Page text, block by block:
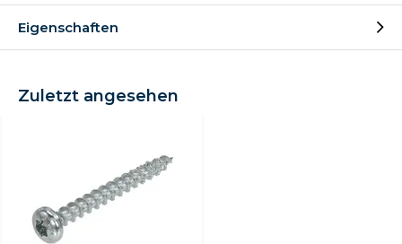
Eigenschaften
Zuletzt angesehen